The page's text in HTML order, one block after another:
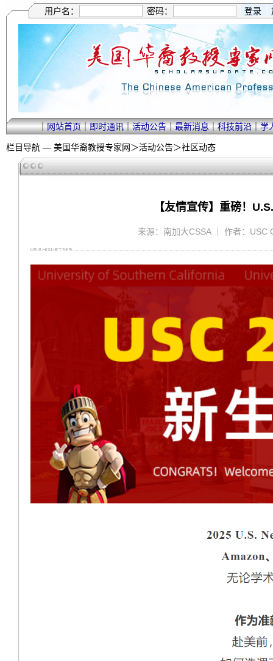
用户名： 密码：
｜网站首页｜即时通讯｜活动公告｜最新消息｜科技前沿｜学
栏目导航 — 美国华裔教授专家网＞活动公告＞社区动态
【友情宣传】重磅！
来源：南加大CSSA ｜ 作者：